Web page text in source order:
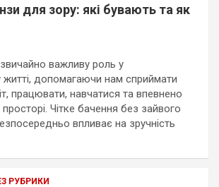
для зору: які бувають та як
важливу роль у
допомагаючи нам сприймати
працювати, навчатися та впевнено
просторі. Чітке бачення без зайвого
впливає на зручність
РУБРИКИ